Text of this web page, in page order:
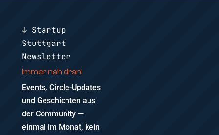
↓ Startup
Stuttgart
Newsletter
Immer nah dran!
Events, Circle-Updates
und Geschichten aus
der Community —
einmal im Monat, kein